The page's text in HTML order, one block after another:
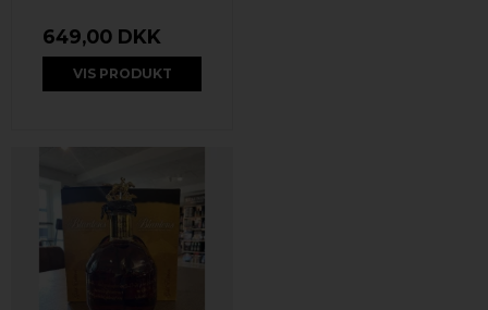
649,00 DKK
VIS PRODUKT